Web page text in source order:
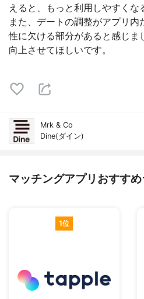
えると、もっと利用しやすくな
また、デートの調整がアプリ
性に欠ける部分があると感じま
向上させてほしいです。
Mrk & Co
Dine(ダイン)
マッチングアプリおすす
1位